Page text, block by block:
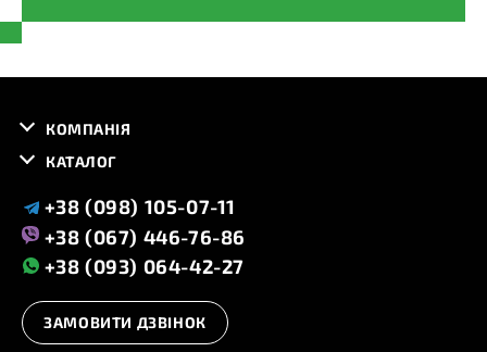
КОМПАНІЯ
КАТАЛОГ
+38 (098) 105-07-11
+38 (067) 446-76-86
+38 (093) 064-42-27
ЗАМОВИТИ ДЗВІНОК